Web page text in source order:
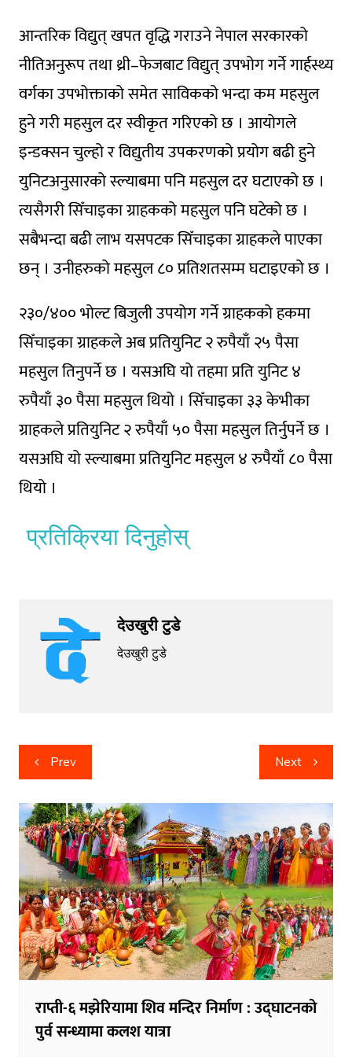
आन्तरिक विद्युत् खपत वृद्धि गराउने नेपाल सरकारको
नीतिअनुरूप तथा थ्री–फेजबाट विद्युत् उपभोग गर्ने गार्हस्थ्य
वर्गका उपभोक्ताको समेत साविकको भन्दा कम महसुल
हुने गरी महसुल दर स्वीकृत गरिएको छ । आयोगले
इन्डक्सन चुल्हो र विद्युतीय उपकरणको प्रयोग बढी हुने
युनिटअनुसारको स्ल्याबमा पनि महसुल दर घटाएको छ ।
त्यसैगरी सिँचाइका ग्राहकको महसुल पनि घटेको छ ।
सबैभन्दा बढी लाभ यसपटक सिँचाइका ग्राहकले पाएका
छन् । उनीहरुको महसुल ८० प्रतिशतसम्म घटाइएको छ ।
२३०/४०० भोल्ट बिजुली उपयोग गर्ने ग्राहकको हकमा
सिँचाइका ग्राहकले अब प्रतियुनिट २ रुपैयाँ २५ पैसा
महसुल तिनुपर्ने छ । यसअघि यो तहमा प्रति युनिट ४
रुपैयाँ ३० पैसा महसुल थियो । सिँचाइका ३३ केभीका
ग्राहकले प्रतियुनिट २ रुपैयाँ ५० पैसा महसुल तिर्नुपर्ने छ ।
यसअघि यो स्ल्याबमा प्रतियुनिट महसुल ४ रुपैयाँ ८० पैसा
थियो ।
प्रतिक्रिया दिनुहोस्
देउखुरी टुडे
देउखुरी टुडे
Post
navigation
Prev Next
राप्ती-६ मझेरियामा शिव मन्दिर निर्माण : उद्घाटनको
पुर्व सन्ध्यामा कलश यात्रा